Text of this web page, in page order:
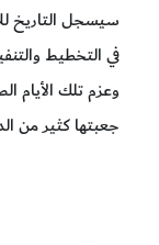
سيسجل التاريخ
في التخطيط
وعزم تلك الأيام
جعبتها كثير من